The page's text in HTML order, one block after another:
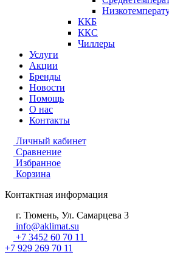
ККБ
ККС
Чиллеры
Услуги
Акции
Бренды
Новости
Помощь
О нас
Контакты
Личный кабинет
Сравнение
Избранное
Корзина
Контактная информация
г. Тюмень, Ул. Самарцева 3
info@aklimat.su
+7 3452 60 70 11
+7 929 269 70 11